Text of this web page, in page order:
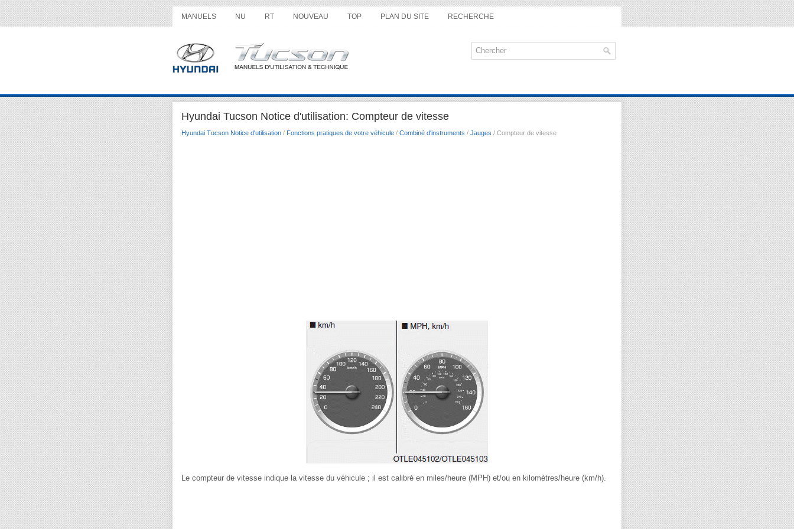
MANUELS NU RT NOUVEAU TOP PLAN DU SITE RECHERCHE
Hyundai Tucson Notice d'utilisation: Compteur de vitesse
Hyundai Tucson Notice d'utilisation / Fonctions pratiques de votre véhicule / Combiné d'instruments / Jauges / Compteur de vitesse
Le compteur de vitesse indique la vitesse du véhicule ; il est calibré en miles/heure (MPH) et/ou en kilomètres/heure (km/h).